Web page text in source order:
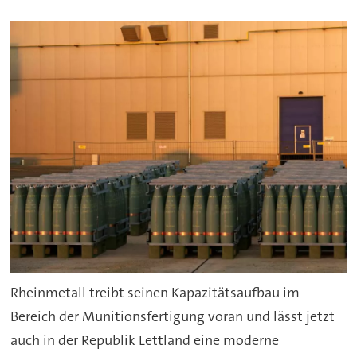
Rheinmetall treibt seinen Kapazitätsaufbau im
Bereich der Munitionsfertigung voran und lässt jetzt
auch in der Republik Lettland eine moderne